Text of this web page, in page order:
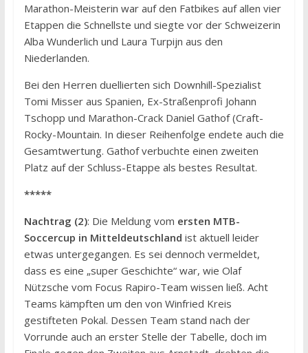
Marathon-Meisterin war auf den Fatbikes auf allen vier
Etappen die Schnellste und siegte vor der Schweizerin
Alba Wunderlich und Laura Turpijn aus den
Niederlanden.
Bei den Herren duellierten sich Downhill-Spezialist
Tomi Misser aus Spanien, Ex-Straßenprofi Johann
Tschopp und Marathon-Crack Daniel Gathof (Craft-
Rocky-Mountain. In dieser Reihenfolge endete auch die
Gesamtwertung. Gathof verbuchte einen zweiten
Platz auf der Schluss-Etappe als bestes Resultat.
*****
Nachtrag (2): Die Meldung vom ersten MTB-
Soccercup in Mitteldeutschland ist aktuell leider
etwas untergegangen. Es sei dennoch vermeldet,
dass es eine „super Geschichte“ war, wie Olaf
Nützsche vom Focus Rapiro-Team wissen ließ. Acht
Teams kämpften um den von Winfried Kreis
gestifteten Pokal. Dessen Team stand nach der
Vorrunde auch an erster Stelle der Tabelle, doch im